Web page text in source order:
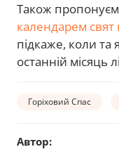
Також
календарем
підкаже, коли та
останній місяць
Горіховий Спас
Автор: